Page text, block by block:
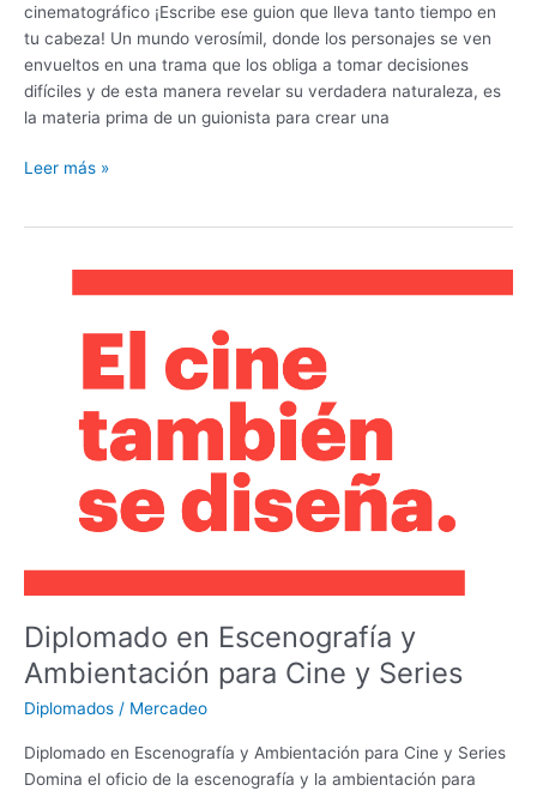
cinematográfico ¡Escribe ese guion que lleva tanto tiempo en
tu cabeza! Un mundo verosímil, donde los personajes se ven
envueltos en una trama que los obliga a tomar decisiones
difíciles y de esta manera revelar su verdadera naturaleza, es
la materia prima de un guionista para crear una
Leer más »
Diplomado en Escenografía y
Ambientación para Cine y Series
Diplomados / Mercadeo
Diplomado en Escenografía y Ambientación para Cine y Series
Domina el oficio de la escenografía y la ambientación para
Escenografía
Ambientación